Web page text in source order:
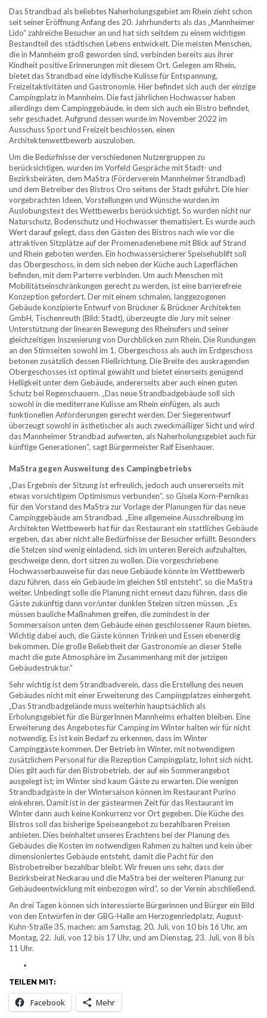
Das Strandbad als beliebtes Naherholungsgebiet am Rhein zieht schon
seit seiner Eröffnung Anfang des 20. Jahrhunderts als das „Mannheimer
Lido“ zahlreiche Besucher an und hat sich seitdem zu einem wichtigen
Bestandteil des städtischen Lebens entwickelt. Die meisten Menschen,
die in Mannheim groß geworden sind, verbinden bereits aus ihrer
Kindheit positive Erinnerungen mit diesem Ort. Gelegen am Rhein,
bietet das Strandbad eine idyllische Kulisse für Entspannung,
Freizeitaktivitäten und Gastronomie. Hier befindet sich auch der einzige
Campingplatz in Mannheim. Die fast jährlichen Hochwasser haben
allerdings dem Campinggebäude, in dem sich auch ein Bistro befindet,
sehr geschadet. Aufgrund dessen wurde im November 2022 im
Ausschuss Sport und Freizeit beschlossen, einen
Architektenwettbewerb auszuloben.
Um die Bedürfnisse der verschiedenen Nutzergruppen zu
berücksichtigen, wurden im Vorfeld Gespräche mit Stadt- und
Bezirksbeiräten, dem MaStra (Förderverein Mannheimer Strandbad)
und dem Betreiber des Bistros Oro seitens der Stadt geführt. Die hier
vorgebrachten Ideen, Vorstellungen und Wünsche wurden im
Auslobungstext des Wettbewerbs berücksichtigt. So wurden nicht nur
Naturschutz, Bodenschutz und Hochwasser thematisiert. Es wurde auch
Wert darauf gelegt, dass den Gästen des Bistros nach wie vor die
attraktiven Sitzplätze auf der Promenadenebene mit Blick auf Strand
und Rhein geboten werden. Ein hochwassersicherer Speisehublift soll
das Obergeschoss, in dem sich neben der Küche auch Lagerflächen
befinden, mit dem Parterre verbinden. Um auch Menschen mit
Mobilitätseinschränkungen gerecht zu werden, ist eine barrierefreie
Konzeption gefordert. Der mit einem schmalen, langgezogenen
Gebäude konzipierte Entwurf von Brückner & Brückner Architekten
GmbH, Tischenreuth (Bild: Stadt), überzeugte die Jury mit seiner
Unterstützung der linearen Bewegung des Rheinufers und seiner
gleichzeitigen Inszenierung von Durchblicken zum Rhein. Die Rundungen
an den Stirnseiten sowohl im 1. Obergeschoss als auch im Erdgeschoss
betonen zusätzlich dessen Fließrichtung. Die Breite des auskragenden
Obergeschosses ist optimal gewählt und bietet einerseits genügend
Helligkeit unter dem Gebäude, andererseits aber auch einen guten
Schutz bei Regenschauern. „Das neue Strandbadgebäude soll sich
sowohl in die mediterrane Kulisse am Rhein einfügen, als auch
funktionellen Anforderungen gerecht werden. Der Siegerentwurf
überzeugt sowohl in ästhetischer als auch zweckmäßiger Sicht und wird
das Mannheimer Strandbad aufwerten, als Naherholungsgebiet auch für
künftige Generationen“, sagt Bürgermeister Ralf Eisenhauer.
MaStra gegen Ausweitung des Campingbetriebs
„Das Ergebnis der Sitzung ist erfreulich, jedoch auch unsererseits mit
etwas vorsichtigem Optimismus verbunden“, so Gisela Korn-Pernikas
für den Vorstand des MaStra zur Vorlage der Planungen für das neue
Campinggebäude am Strandbad. „Eine allgemeine Ausschreibung im
Architekten Wettbewerb hat für das Restaurant ein stattliches Gebäude
ergeben, das aber nicht alle Bedürfnisse der Besucher erfüllt. Besonders
die Stelzen sind wenig einladend, sich im unteren Bereich aufzuhalten,
geschweige denn, dort sitzen zu wollen. Die vorgeschriebene
Hochwasserbauweise für das neue Gebäude könnte im Wettbewerb
dazu führen, dass ein Gebäude im gleichen Stil entsteht“, so die MaStra
weiter. Unbedingt solle die Planung nicht erneut dazu führen, dass die
Gäste zukünftig dann vor/unter dunklen Stelzen sitzen müssen. „Es
müssen bauliche Maßnahmen greifen, die zumindest in der
Sommersaison unten dem Gebäude einen geschlossener Raum bieten.
Wichtig dabei auch, die Gäste können Trinken und Essen ebenerdig
bekommen. Die große Beliebtheit der Gastronomie an dieser Stelle
macht die gute Atmosphäre im Zusammenhang mit der jetzigen
Gebäudestruktur.“
Sehr wichtig ist dem Strandbadverein, dass die Erstellung des neuen
Gebäudes nicht mit einer Erweiterung des Campingplatzes einhergeht.
„Das Strandbadgelände muss weiterhin hauptsächlich als
Erholungsgebiet für die BürgerInnen Mannheims erhalten bleiben. Eine
Erweiterung des Angebotes für Camping im Winter halten wir für nicht
notwendig. Es ist kein Bedarf zu erkennen, dass im Winter
Campinggäste kommen. Der Betrieb im Winter, mit notwendigem
zusätzlichem Personal für die Rezeption Campingplatz, lohnt sich nicht.
Dies gilt auch für den Bistrobetrieb, der auf ein Sommerangebot
ausgelegt ist; im Winter sind kaum Gäste zu erwarten. Die wenigen
Strandbadgäste in der Wintersaison können im Restaurant Purino
einkehren. Damit ist in der gästearmen Zeit für das Restaurant im
Winter dann auch keine Konkurrenz vor Ort gegeben. Die Küche des
Bistros soll das bisherige Speiseangebot zu bezahlbaren Preisen
anbieten. Dies beinhaltet unseres Erachtens bei der Planung des
Gebäudes die Kosten im notwendigen Rahmen zu halten und kein über
dimensioniertes Gebäude entsteht, damit die Pacht für den
Bistrobetreiber bezahlbar bleibt. Wir freuen uns sehr, dass der
Bezirksbeirat Neckarau und die MaStra bei der weiteren Planung zur
Gebäudeentwicklung mit einbezogen wird“, so der Verein abschließend.
An drei Tagen können sich interessierte Bürgerinnen und Bürger ein Bild
von den Entwürfen in der GBG-Halle am Herzogenriedplatz, August-
Kuhn-Straße 35, machen: am Samstag, 20. Juli, von 10 bis 16 Uhr, am
Montag, 22. Juli, von 12 bis 17 Uhr, und am Dienstag, 23. Juli, von 8 bis
11 Uhr.
TEILEN MIT:
Facebook Mehr